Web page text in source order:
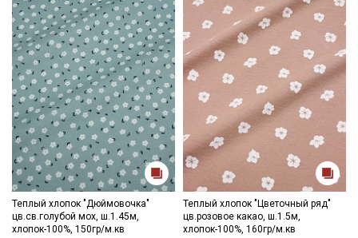
Теплый хлопок "Дюймовочка"
цв.св.голубой мох, ш.1.45м,
хлопок-100%, 150гр/м.кв
Теплый хлопок "Цветочный ряд"
цв.розовое какао, ш.1.5м,
хлопок-100%, 160гр/м.кв